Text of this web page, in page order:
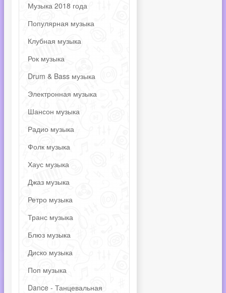
Музыка 2018 года
Популярная музыка
Клубная музыка
Рок музыка
Drum & Bass музыка
Электронная музыка
Шансон музыка
Радио музыка
Фолк музыка
Хаус музыка
Джаз музыка
Ретро музыка
Транс музыка
Блюз музыка
Диско музыка
Поп музыка
Dance - Танцевальная